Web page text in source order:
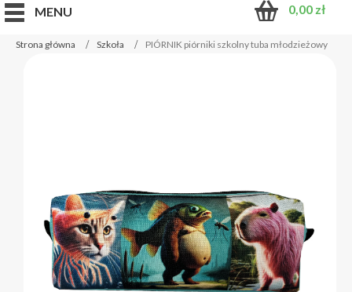
0,00 zł
MENU
Strona główna Szkoła PIÓRNIK piórniki szkolny tuba młodzieżowy